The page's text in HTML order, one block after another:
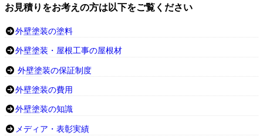
お見積りをお考えの方は以下をご覧ください
外壁塗装の塗料
外壁塗装・屋根工事の屋根材
外壁塗装の保証制度
外壁塗装の費用
外壁塗装の知識
メディア・表彰実績